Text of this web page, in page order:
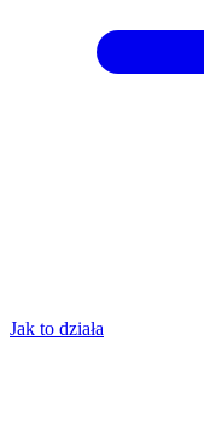
Jak to działa